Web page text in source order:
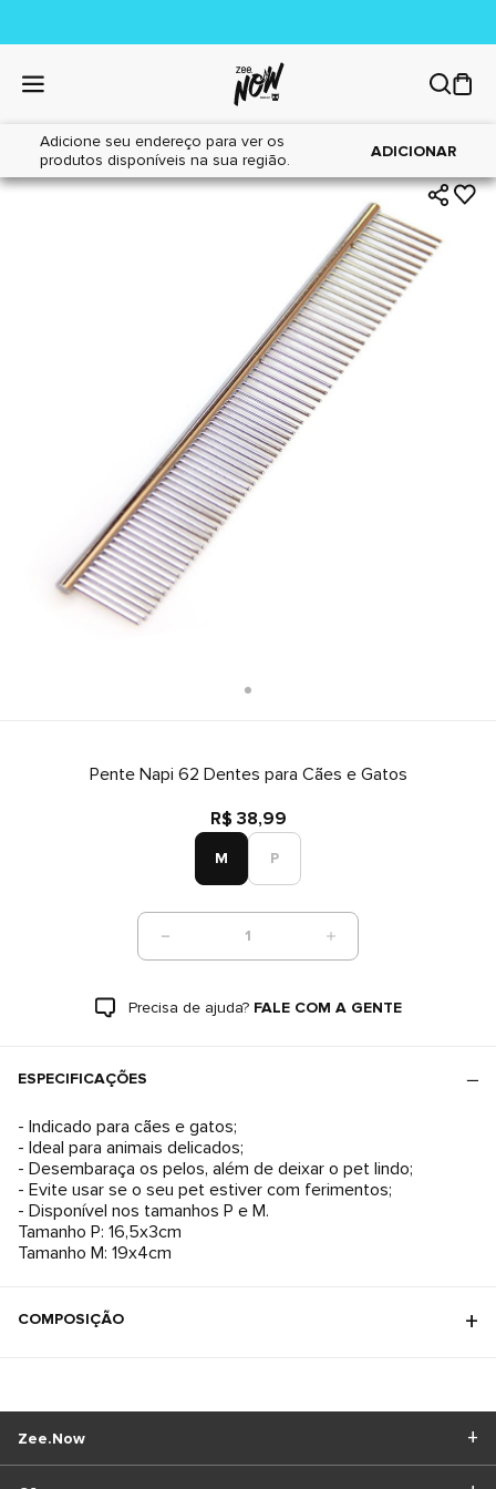
Adicione seu endereço para ver os
produtos disponíveis na sua região.
ADICIONAR
Home|Cães|Higiene
Pente Napi 62 Dentes para Cães e Gatos
R$ 38,99
M P
1
Precisa de ajuda? FALE COM A GENTE
ESPECIFICAÇÕES
- Indicado para cães e gatos;
- Ideal para animais delicados;
- Desembaraça os pelos, além de deixar o pet lindo;
- Evite usar se o seu pet estiver com ferimentos;
- Disponível nos tamanhos P e M.
Tamanho P: 16,5x3cm
Tamanho M: 19x4cm
COMPOSIÇÃO
Zee.Now